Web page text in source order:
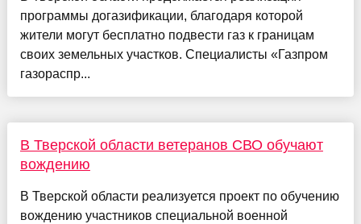
программы догазификации, благодаря которой
жители могут бесплатно подвести газ к границам
своих земельных участков. Специалисты «Газпром
газораспр...
В Тверской области ветеранов СВО обучают
вождению
В Тверской области реализуется проект по обучению
вождению участников специальной военной